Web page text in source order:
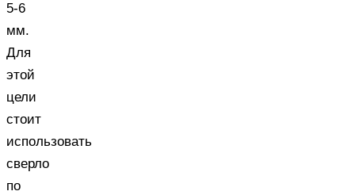
5-6
мм.
Для
этой
цели
стоит
использовать
сверло
по